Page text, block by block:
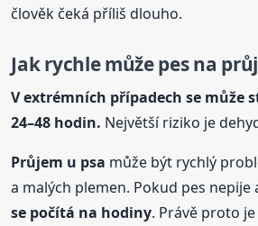
člověk čeká příliš dlouho.
Jak rychle může pes na
V extrémních případech se může
24–48 hodin. Největší riziko je
Průjem u psa může být rychlý
a malých plemen. Pokud pes nepije
se počítá na hodiny. Právě proto